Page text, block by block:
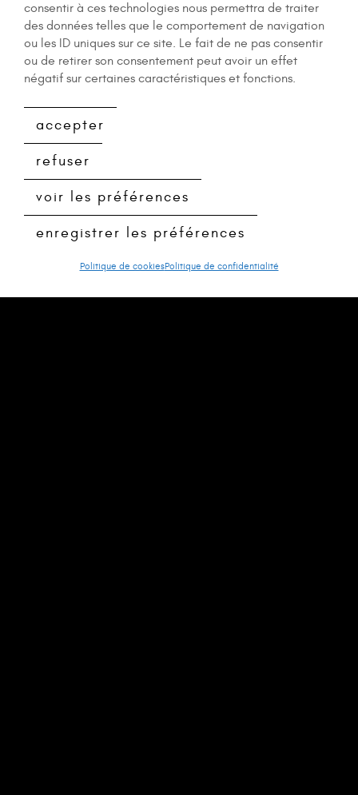
consentir à ces technologies nous permettra de traiter
des données telles que le comportement de navigation
ou les ID uniques sur ce site. Le fait de ne pas consentir
ou de retirer son consentement peut avoir un effet
négatif sur certaines caractéristiques et fonctions.
accepter
refuser
voir les préférences
enregistrer les préférences
Politique de cookiesPolitique de confidentialité